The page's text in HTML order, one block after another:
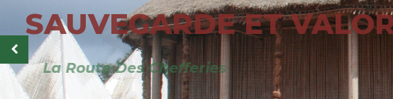
SAUVEGARDE ET
La Route Des Chefferies